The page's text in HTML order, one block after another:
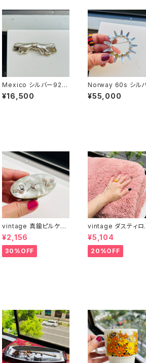
Mexico シルバー925
横長リボンブローチ
¥16,500
Norway 60s シル
925 Tone
Sol ブローチ
¥55,000
vintage 真鍮ピルケー
ス
¥2,156
30%OFF
vintage ダスティロ
ズ バスマット
¥5,104
20%OFF